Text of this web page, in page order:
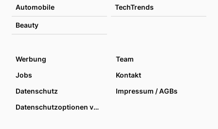
Automobile TechTrends
Beauty
Werbung
Team
Jobs
Kontakt
Datenschutz
Impressum / AGBs
Datenschutzoptionen verwalten